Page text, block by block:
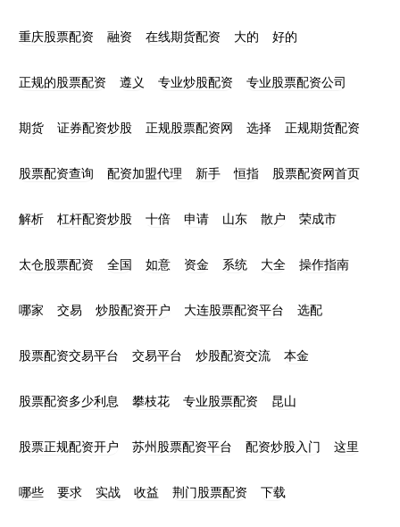
重庆股票配资 融资 在线期货配资 大的 好的
正规的股票配资 遵义 专业炒股配资 专业股票配资公司
期货 证券配资炒股 正规股票配资网 选择 正规期货配资
股票配资查询 配资加盟代理 新手 恒指 股票配资网首页
解析 杠杆配资炒股 十倍 申请 山东 散户 荣成市
太仓股票配资 全国 如意 资金 系统 大全 操作指南
哪家 交易 炒股配资开户 大连股票配资平台 选配
股票配资交易平台 交易平台 炒股配资交流 本金
股票配资多少利息 攀枝花 专业股票配资 昆山
股票正规配资开户 苏州股票配资平台 配资炒股入门 这里
哪些 要求 实战 收益 荆门股票配资 下载